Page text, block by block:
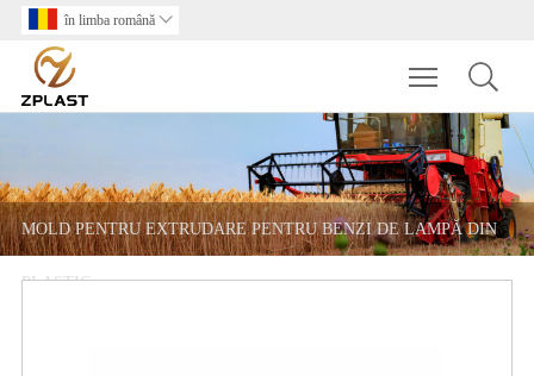
în limba română 
Toggle
MOLD PENTRU EXTRUDARE PENTRU BENZI DE LAMPĂ DIN
PLASTIC